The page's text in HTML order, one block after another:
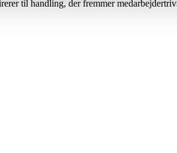
til handling, der fremmer